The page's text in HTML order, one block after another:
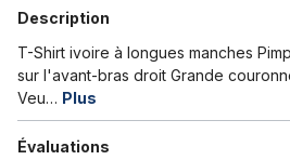
Description
T-Shirt ivoire à longues manches
sur l'avant-bras droit Grande
Veu… Plus
Évaluations